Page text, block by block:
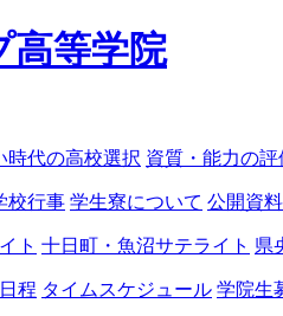
時代の高校選択 資質・能力の評
校行事 学生寮について 公開資料
ト 十日町・魚沼サテライト 県
程 タイムスケジュール 学院生